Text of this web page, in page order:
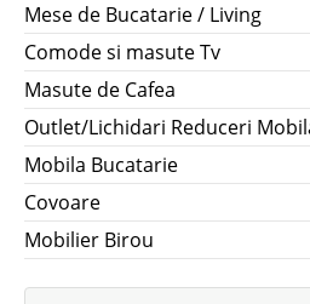
Mese de Bucatarie / Living
Comode si masute Tv
Masute de Cafea
Outlet/Lichidari Reduceri
Mobila Bucatarie
Covoare
Mobilier Birou